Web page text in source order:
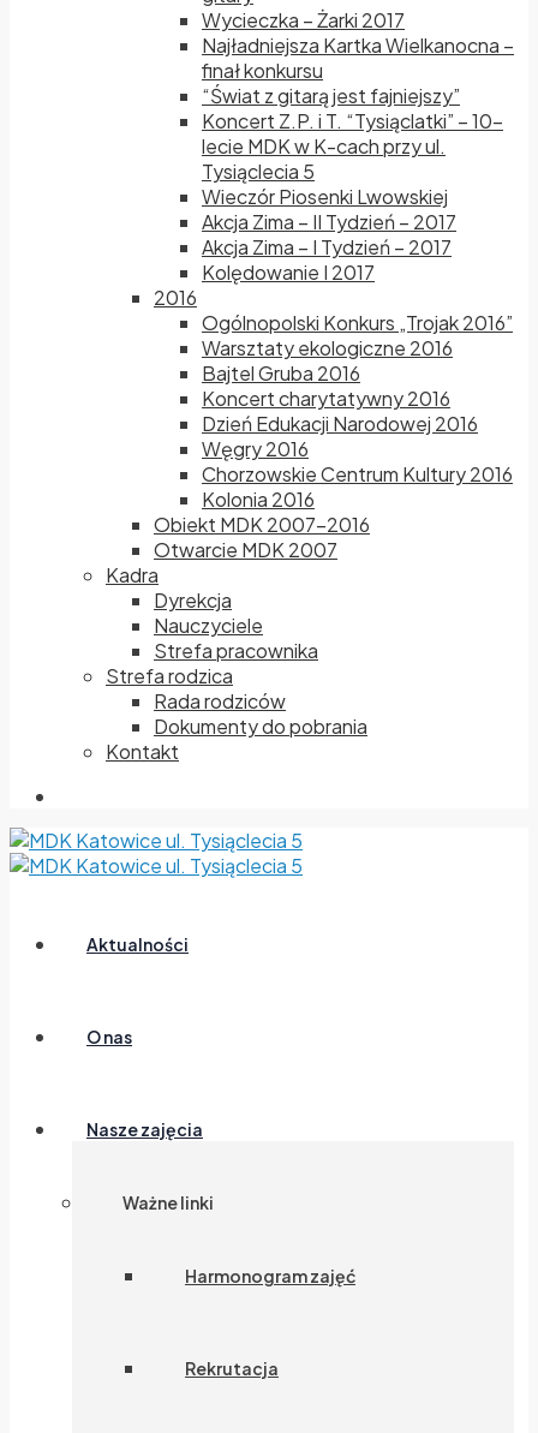
Wycieczka – Żarki 2017
Najładniejsza Kartka Wielkanocna –
finał konkursu
“Świat z gitarą jest fajniejszy”
Koncert Z.P. i T. “Tysiąclatki” – 10-
lecie MDK w K-cach przy ul.
Tysiąclecia 5
Wieczór Piosenki Lwowskiej
Akcja Zima – II Tydzień – 2017
Akcja Zima – I Tydzień – 2017
Kolędowanie I 2017
2016
Ogólnopolski Konkurs „Trojak 2016”
Warsztaty ekologiczne 2016
Bajtel Gruba 2016
Koncert charytatywny 2016
Dzień Edukacji Narodowej 2016
Węgry 2016
Chorzowskie Centrum Kultury 2016
Kolonia 2016
Obiekt MDK 2007-2016
Otwarcie MDK 2007
Kadra
Dyrekcja
Nauczyciele
Strefa pracownika
Strefa rodzica
Rada rodziców
Dokumenty do pobrania
Kontakt
Aktualności
O nas
Nasze zajęcia
Ważne linki
Harmonogram zajęć
Rekrutacja